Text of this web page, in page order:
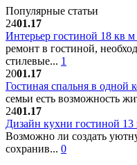
Популярные статьи
2401.17
Интерьер гостиной 18 кв
ремонт в гостиной,
стилевые... 1
2001.17
Гостиная спальня в одной
семьи есть возможность
2401.17
Дизайн кухни гостиной
Возможно ли создать
сохранив... 0